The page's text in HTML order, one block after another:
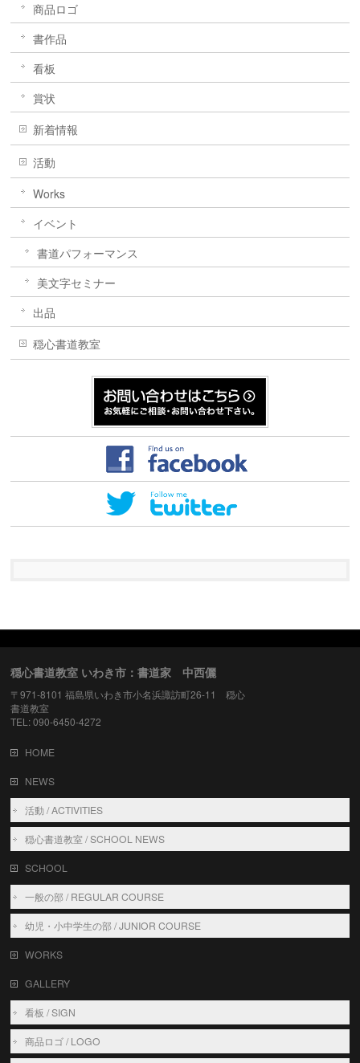
商品ロゴ
書作品
看板
賞状
新着情報
活動
Works
イベント
書道パフォーマンス
美文字セミナー
出品
穏心書道教室
穏心書道教室 いわき市：書道家 中西儷
〒971-8101 福島県いわき市小名浜諏訪町26-11 穏心
書道教室
TEL: 090-6450-4272
HOME
NEWS
活動 / ACTIVITIES
穏心書道教室 / SCHOOL NEWS
SCHOOL
一般の部 / REGULAR COURSE
幼児・小中学生の部 / JUNIOR COURSE
WORKS
GALLERY
看板 / SIGN
商品ロゴ / LOGO